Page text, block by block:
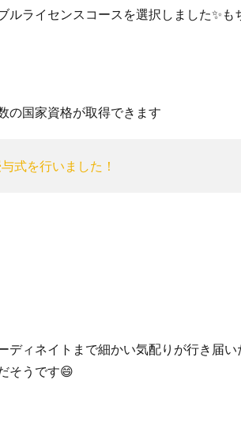
ライセンスコースを選択しました✨も
の国家資格が取得できます
式を行いました！
ディネイトまで細かい気配りが行き届
そうです😄